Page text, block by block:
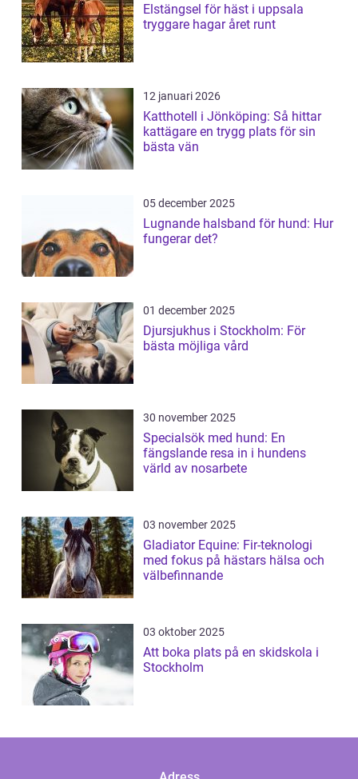
Elstängsel för häst i uppsala
tryggare hagar året runt
12 januari 2026
Katthotell i Jönköping: Så hittar
kattägare en trygg plats för sin
bästa vän
05 december 2025
Lugnande halsband för hund: Hur
fungerar det?
01 december 2025
Djursjukhus i Stockholm: För
bästa möjliga vård
30 november 2025
Specialsök med hund: En
fängslande resa in i hundens
värld av nosarbete
03 november 2025
Gladiator Equine: Fir-teknologi
med fokus på hästars hälsa och
välbefinnande
03 oktober 2025
Att boka plats på en skidskola i
Stockholm